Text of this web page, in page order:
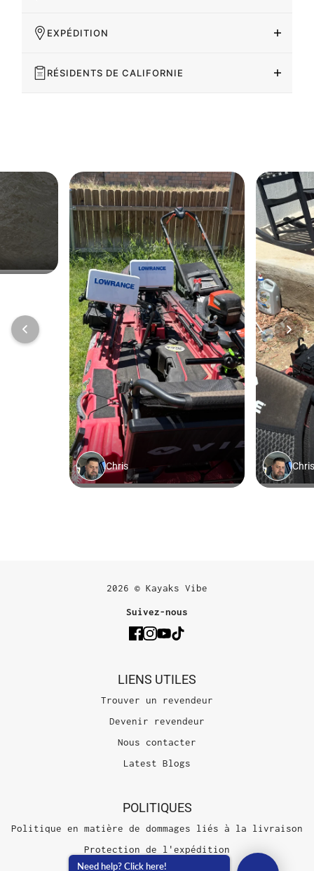
EXPÉDITION
RÉSIDENTS DE CALIFORNIE
2026 © Kayaks Vibe
Suivez-nous
LIENS UTILES
Trouver un revendeur
Devenir revendeur
Nous contacter
Latest Blogs
POLITIQUES
Politique en matière de dommages liés à la livraison
Protection de l'expédition
Need help? Click here!